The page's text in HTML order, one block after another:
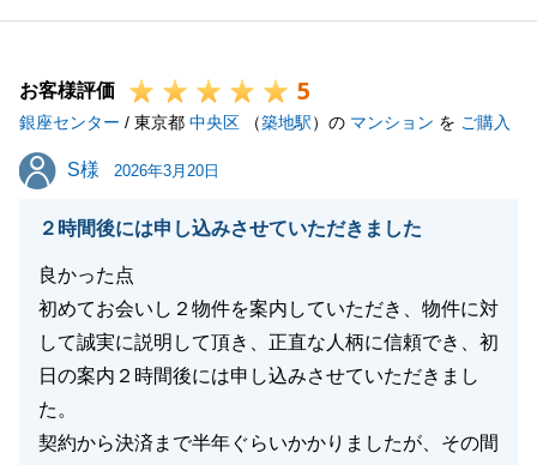
ご内覧などでご自宅にお伺いさせていただいた際も、
賃貸も含めてまたお悩みごとがございましたらお気軽
にお声掛けいただければと存じますので、今後ともよ
ろしくお願いいたします。
お客様評価 5
銀座センター / 東京都 中央区 （築地駅）の マンション を ご購入
S様
S様 2026年3月20日
２時間後には申し込みさせていただきました
良かった点
初めてお会いし２物件を案内していただき、物件に対
して誠実に説明して頂き、正直な人柄に信頼でき、初
日の案内２時間後には申し込みさせていただきまし
た。
契約から決済まで半年ぐらいかかりましたが、その間